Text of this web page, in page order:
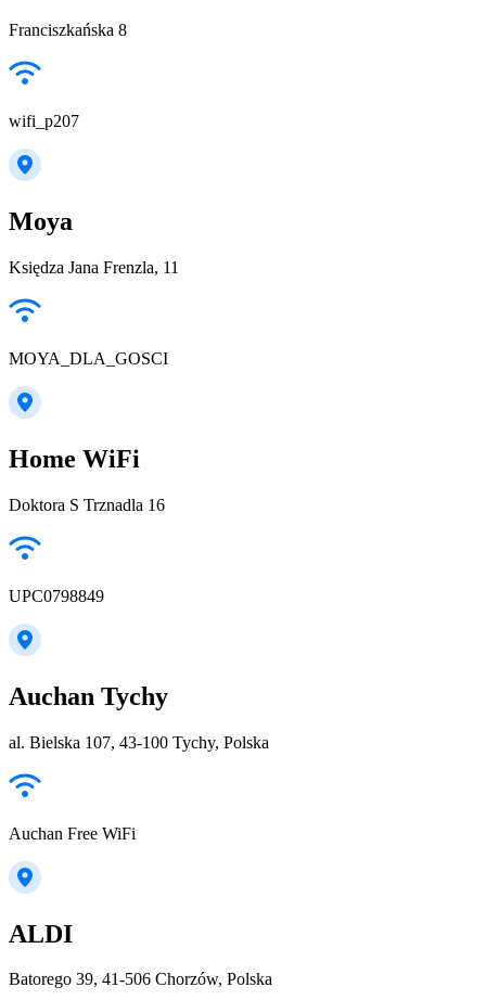
Franciszkańska 8
wifi_p207
Moya
Księdza Jana Frenzla, 11
MOYA_DLA_GOSCI
Home WiFi
Doktora S Trznadla 16
UPC0798849
Auchan Tychy
al. Bielska 107, 43-100 Tychy, Polska
Auchan Free WiFi
ALDI
Batorego 39, 41-506 Chorzów, Polska